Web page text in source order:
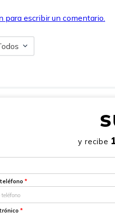
para escribir un comentario.
y recibe
*
*